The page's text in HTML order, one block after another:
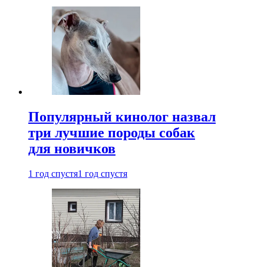
Популярный кинолог назвал
три лучшие породы собак
для новичков
1 год спустя1 год спустя